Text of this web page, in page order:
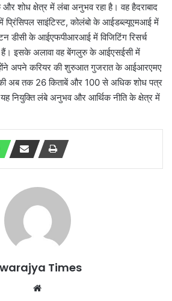
शोध क्षेत्र में लंबा अनुभव रहा है। वह हैदराबाद
साइंटिस्ट, कोलंबो के आईडब्ल्यूएमआई में
डीसी के आईएफपीआरआई में विजिटिंग रिसर्च
इसके अलावा वह बेंगलुरु के आईएसईसी में
अपने करियर की शुरुआत गुजरात के आईआरएमए
अब तक 26 किताबें और 100 से अधिक शोध पत्र
नियुक्ति लंबे अनुभव और आर्थिक नीति के क्षेत्र में
Times